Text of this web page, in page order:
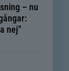
– nu
nej”